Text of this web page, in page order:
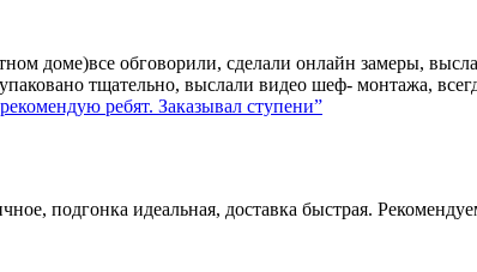
доме)все обговорили, сделали онлайн замеры,
тщательно, выслали видео шеф- монтажа,
ребят. Заказывал ступени”
подгонка идеальная, доставка быстрая.